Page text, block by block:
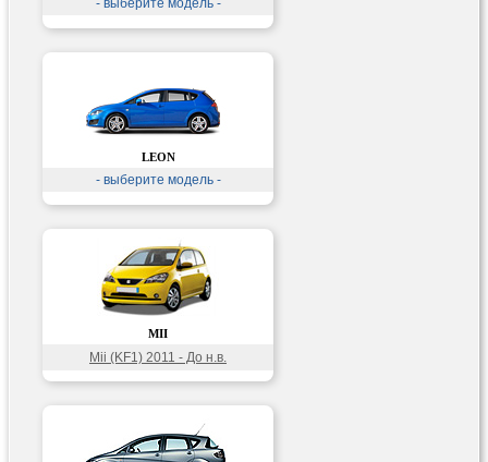
- выберите модель -
LEON
- выберите модель -
MII
Mii (KF1) 2011 - До н.в.